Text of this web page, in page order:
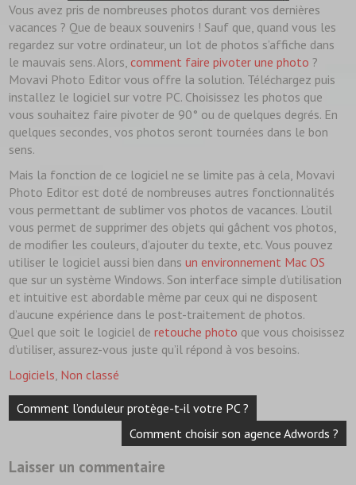
Vous avez pris de nombreuses photos durant vos dernières
vacances ? Que de beaux souvenirs ! Sauf que, quand vous les
regardez sur votre ordinateur, un lot de photos s’affiche dans
le mauvais sens. Alors,comment faire pivoter une photo ?
Movavi Photo Editor vous offre la solution. Téléchargez puis
installez le logiciel sur votre PC. Choisissez les photos que
vous souhaitez faire pivoter de 90° ou de quelques degrés. En
quelques secondes, vos photos seront tournées dans le bon
sens.
Mais la fonction de ce logiciel ne se limite pas à cela, Movavi
Photo Editor est doté de nombreuses autres fonctionnalités
vous permettant de sublimer vos photos de vacances. L’outil
vous permet de supprimer des objets qui gâchent vos photos,
de modifier les couleurs, d’ajouter du texte, etc. Vous pouvez
utiliser le logiciel aussi bien dansun environnement Mac OS
que sur un système Windows. Son interface simple d’utilisation
et intuitive est abordable même par ceux qui ne disposent
d’aucune expérience dans le post-traitement de photos.
Quel que soit le logiciel deretouche photo que vous choisissez
d’utiliser, assurez-vous juste qu’il répond à vos besoins.
Logiciels Non classé
Navigation
deComment l’onduleur protège-t-il votre PC ?
Comment choisir son agence Adwords ?
Laisser un commentaire